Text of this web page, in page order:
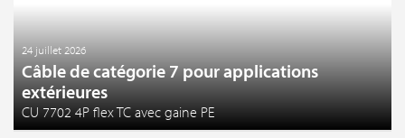
24 juillet 2026
Câble de catégorie 7 pour applications
extérieures
CU 7702 4P flex TC avec gaine PE